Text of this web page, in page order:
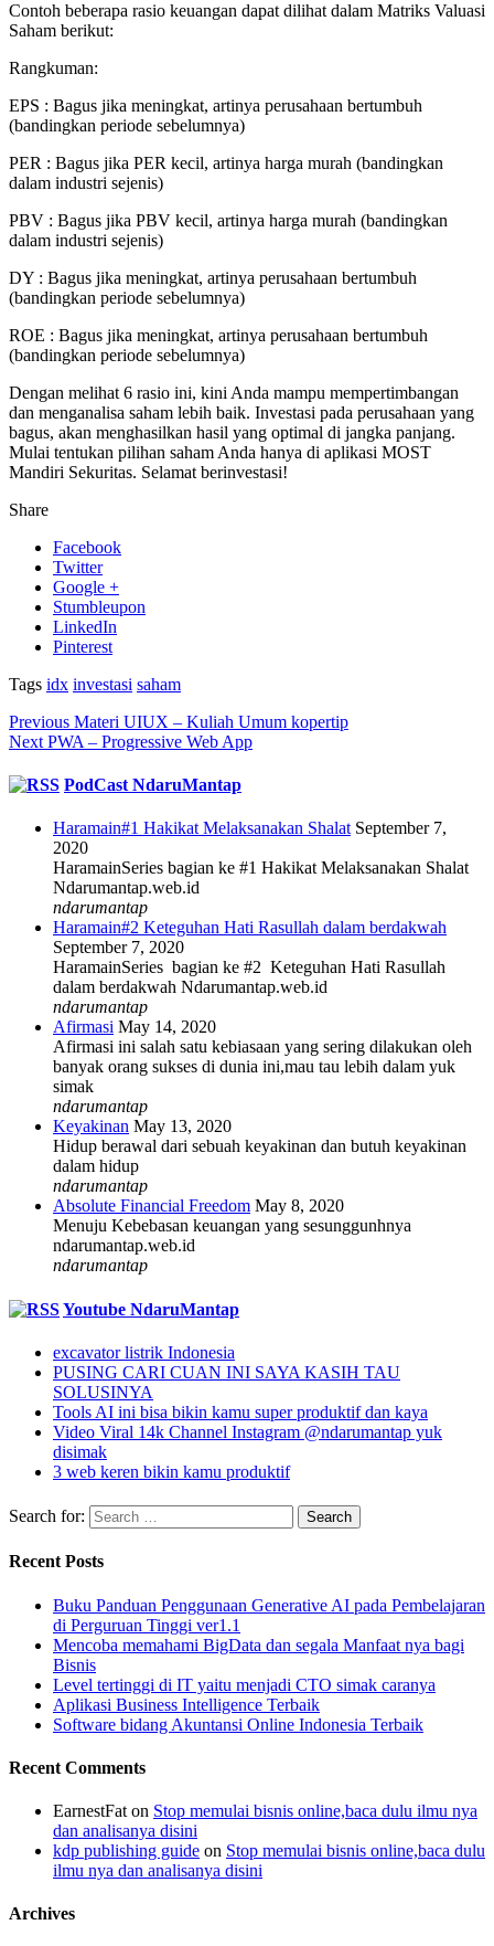
Contoh beberapa rasio keuangan dapat dilihat dalam Matriks Valuasi
Saham berikut:
Rangkuman:
EPS : Bagus jika meningkat, artinya perusahaan bertumbuh
(bandingkan periode sebelumnya)
PER : Bagus jika PER kecil, artinya harga murah (bandingkan
dalam industri sejenis)
PBV : Bagus jika PBV kecil, artinya harga murah (bandingkan
dalam industri sejenis)
DY : Bagus jika meningkat, artinya perusahaan bertumbuh
(bandingkan periode sebelumnya)
ROE : Bagus jika meningkat, artinya perusahaan bertumbuh
(bandingkan periode sebelumnya)
Dengan melihat 6 rasio ini, kini Anda mampu mempertimbangan
dan menganalisa saham lebih baik. Investasi pada perusahaan yang
bagus, akan menghasilkan hasil yang optimal di jangka panjang.
Mulai tentukan pilihan saham Anda hanya di aplikasi MOST
Mandiri Sekuritas. Selamat berinvestasi!
Share
Facebook
Twitter
Google +
Stumbleupon
LinkedIn
Pinterest
Tags idx investasi saham
Previous Materi UIUX – Kuliah Umum kopertip
Next PWA – Progressive Web App
PodCast NdaruMantap
Haramain#1 Hakikat Melaksanakan Shalat September 7,
2020
HaramainSeries bagian ke #1 Hakikat Melaksanakan Shalat
Ndarumantap.web.id
ndarumantap
Haramain#2 Keteguhan Hati Rasullah dalam berdakwah
September 7, 2020
HaramainSeries bagian ke #2 Keteguhan Hati Rasullah
dalam berdakwah Ndarumantap.web.id
ndarumantap
Afirmasi May 14, 2020
Afirmasi ini salah satu kebiasaan yang sering dilakukan oleh
banyak orang sukses di dunia ini,mau tau lebih dalam yuk
simak
ndarumantap
Keyakinan May 13, 2020
Hidup berawal dari sebuah keyakinan dan butuh keyakinan
dalam hidup
ndarumantap
Absolute Financial Freedom May 8, 2020
Menuju Kebebasan keuangan yang sesunggunhnya
ndarumantap.web.id
ndarumantap
Youtube NdaruMantap
excavator listrik Indonesia
PUSING CARI CUAN INI SAYA KASIH TAU
SOLUSINYA
Tools AI ini bisa bikin kamu super produktif dan kaya
Video Viral 14k Channel Instagram @ndarumantap yuk
disimak
3 web keren bikin kamu produktif
Search for:
Recent Posts
Buku Panduan Penggunaan Generative AI pada Pembelajaran
di Perguruan Tinggi ver1.1
Mencoba memahami BigData dan segala Manfaat nya bagi
Bisnis
Level tertinggi di IT yaitu menjadi CTO simak caranya
Aplikasi Business Intelligence Terbaik
Software bidang Akuntansi Online Indonesia Terbaik
Recent Comments
EarnestFat on Stop memulai bisnis online,baca dulu ilmu nya
dan analisanya disini
kdp publishing guide on Stop memulai bisnis online,baca dulu
ilmu nya dan analisanya disini
Archives